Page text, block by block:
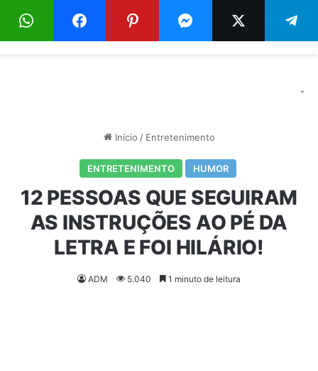
Menu
-
Início / Entretenimento
ENTRETENIMENTO HUMOR
12 PESSOAS QUE SEGUIRAM
AS INSTRUÇÕES AO PÉ DA
LETRA E FOI HILÁRIO!
ADM 5.040 1 minuto de leitura